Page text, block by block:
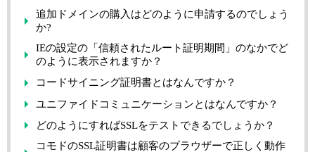
追加ドメインの購入はどのように申請するのでしょう
か?
IEの設定の「信頼されたルート証明期間」のなかでど
のように表示されますか？
コードサイニング証明書とはなんですか？
ユニファイドコミュニケーションとはなんですか？
どのようにすればSSLをテストできるでしょうか？
コモドのSSL証明書は顧客のブラウザーで正しく動作